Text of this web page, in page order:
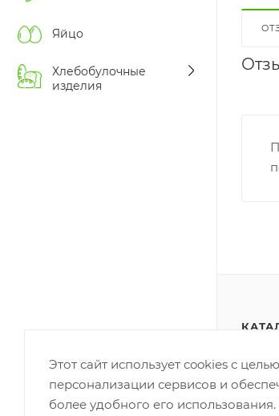
Яйцо
Хлебобулочные
изделия
Этот сайт использует cookies с целью
персонализации сервисов и
более удобного его